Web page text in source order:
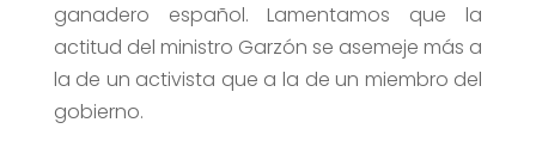
ganadero español. Lamentamos que la
actitud del ministro Garzón se asemeje más a
la de un activista que a la de un miembro del
gobierno.